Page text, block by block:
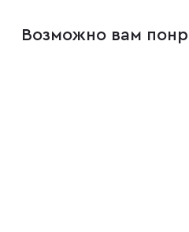
Возможно вам